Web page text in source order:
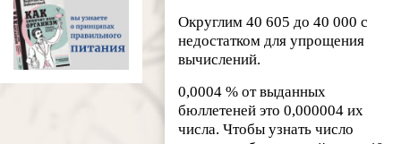
Округлим 40 605 до 40 000 с
недостатком для упрощения
вычислений.
0,0004 % от выданных
бюллетеней это 0,000004 их
числа. Чтобы узнать число